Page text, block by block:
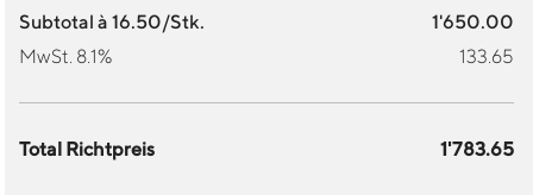
Subtotal à 16.50/Stk.
1'650.00
MwSt. 8.1%
133.65
Total Richtpreis 1'783.65